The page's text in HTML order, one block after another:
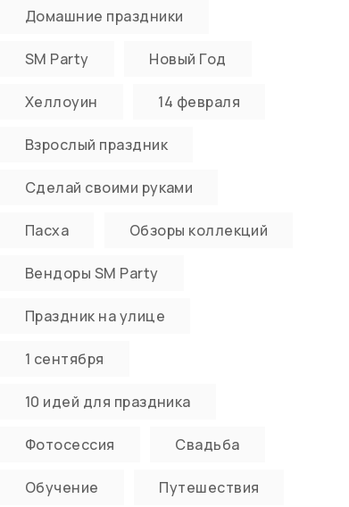
Домашние праздники
SM Party Новый Год
Хеллоуин 14 февраля
Взрослый праздник
Сделай своими руками
Пасха Обзоры коллекций
Вендоры SM Party
Праздник на улице
1 сентября
10 идей для праздника
Фотосессия Свадьба
Обучение Путешествия